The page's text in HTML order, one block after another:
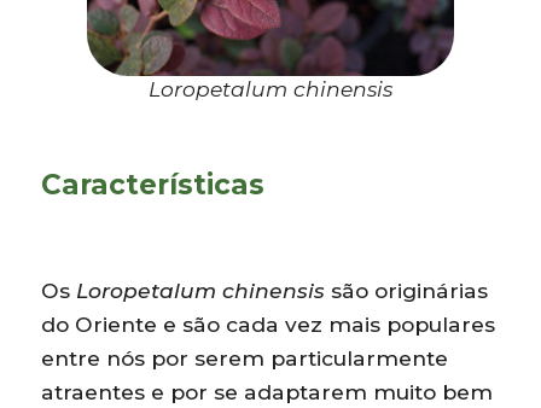
Loropetalum chinensis
Características
Os Loropetalum chinensis são originárias
do Oriente e são cada vez mais populares
entre nós por serem particularmente
atraentes e por se adaptarem muito bem